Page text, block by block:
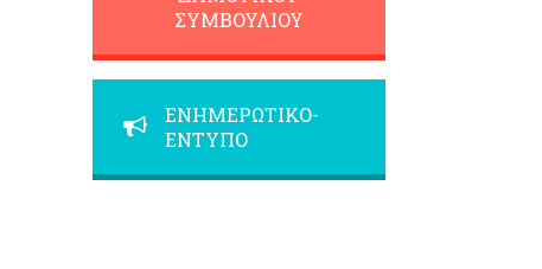
ΣΥΜΒΟΥΛΙΟΥ
ΕΝΗΜΕΡΩΤΙΚΟ-
ΕΝΤΥΠΟ